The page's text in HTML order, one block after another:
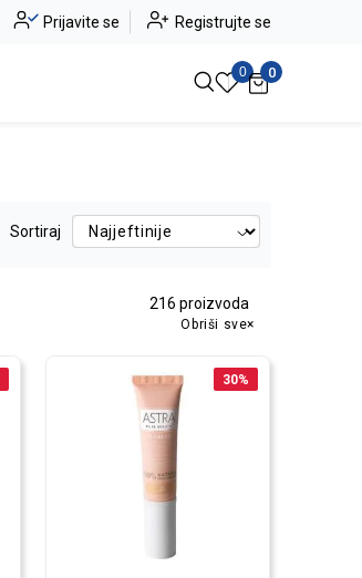
Novo u ponudi - Jadea Pogledaj više
Prijavite se Registrujte se
0 0
Sortiraj
216 proizvoda
Obriši sve
30%